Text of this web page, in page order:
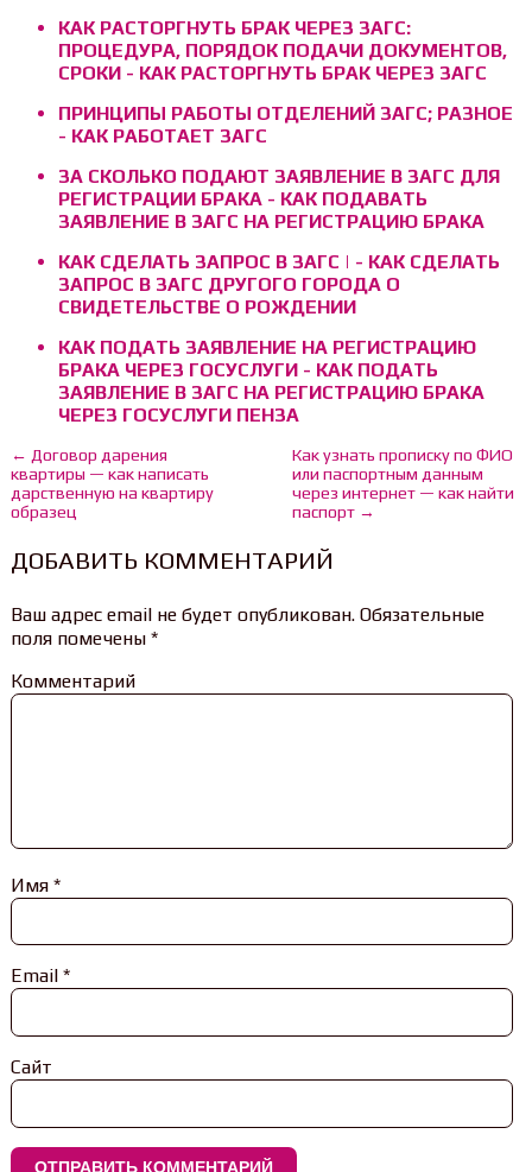
КАК РАСТОРГНУТЬ БРАК ЧЕРЕЗ ЗАГС:
ПРОЦЕДУРА, ПОРЯДОК ПОДАЧИ ДОКУМЕНТОВ,
СРОКИ - КАК РАСТОРГНУТЬ БРАК ЧЕРЕЗ ЗАГС
ПРИНЦИПЫ РАБОТЫ ОТДЕЛЕНИЙ ЗАГС; РАЗНОЕ
- КАК РАБОТАЕТ ЗАГС
ЗА СКОЛЬКО ПОДАЮТ ЗАЯВЛЕНИЕ В ЗАГС ДЛЯ
РЕГИСТРАЦИИ БРАКА - КАК ПОДАВАТЬ
ЗАЯВЛЕНИЕ В ЗАГС НА РЕГИСТРАЦИЮ БРАКА
КАК СДЕЛАТЬ ЗАПРОС В ЗАГС | - КАК СДЕЛАТЬ
ЗАПРОС В ЗАГС ДРУГОГО ГОРОДА О
СВИДЕТЕЛЬСТВЕ О РОЖДЕНИИ
КАК ПОДАТЬ ЗАЯВЛЕНИЕ НА РЕГИСТРАЦИЮ
БРАКА ЧЕРЕЗ ГОСУСЛУГИ - КАК ПОДАТЬ
ЗАЯВЛЕНИЕ В ЗАГС НА РЕГИСТРАЦИЮ БРАКА
ЧЕРЕЗ ГОСУСЛУГИ ПЕНЗА
← Договор дарения
квартиры — как написать
дарственную на квартиру
образец
Как узнать прописку по ФИО
или паспортным данным
через интернет — как найти
паспорт →
ДОБАВИТЬ КОММЕНТАРИЙ
Ваш адрес email не будет опубликован.Обязательные
поля помечены *
Комментарий
Имя *
Email *
Сайт